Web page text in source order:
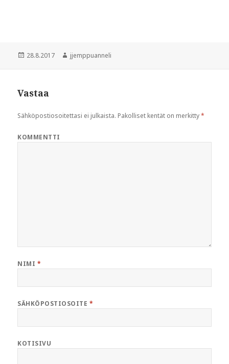
Julkaistu
28.8.2017 Kirjoittaja
jjemppuanneli
Vastaa
Sähköpostiosoitettasi ei julkaista. Pakolliset kentät on merkitty*
KOMMENTTI
NIMI *
SÄHKÖPOSTIOSOITE *
KOTISIVU